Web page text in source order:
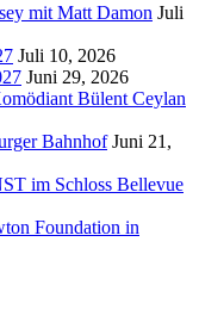
mit Matt Damon Juli
Juli 10, 2026
Juni 29, 2026
Bülent Ceylan
Bahnhof Juni 21,
im Schloss Bellevue
Foundation in